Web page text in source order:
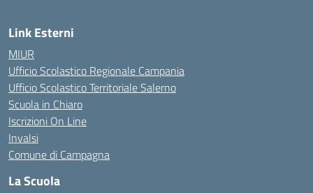
Link Esterni
MIUR
Ufficio Scolastico Regionale Campania
Ufficio Scolastico Territoriale Salerno
Scuola in Chiaro
Iscrizioni On Line
Invalsi
Comune di Campagna
La Scuola